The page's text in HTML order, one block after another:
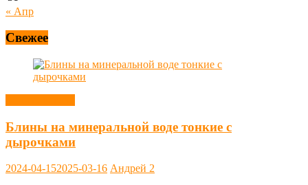
« Апр
Свежее
Блины на минеральной воде тонкие с
дырочками
2024-04-152025-03-16 Андрей 2